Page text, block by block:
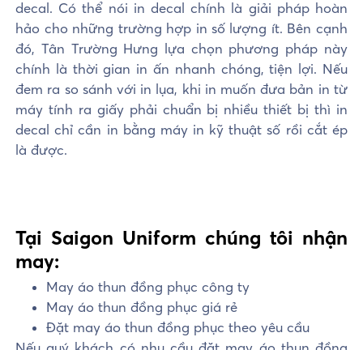
decal. Có thể nói in decal chính là giải pháp hoàn
hảo cho những trường hợp in số lượng ít. Bên cạnh
đó, Tân Trường Hưng lựa chọn phương pháp này
chính là thời gian in ấn nhanh chóng, tiện lợi. Nếu
đem ra so sánh với in lụa, khi in muốn đưa bản in từ
máy tính ra giấy phải chuẩn bị nhiều thiết bị thì in
decal chỉ cần in bằng máy in kỹ thuật số rồi cắt ép
là được.
Tại Saigon Uniform chúng tôi nhận
may:
May áo thun đồng phục công ty
May áo thun đồng phục giá rẻ
Đặt may áo thun đồng phục theo yêu cầu